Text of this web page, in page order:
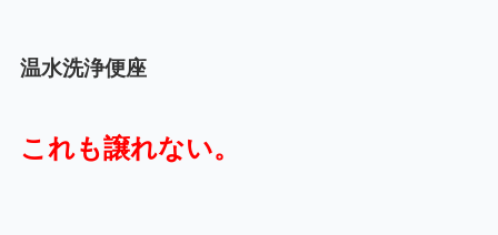
温水洗浄便座
これも譲れない。